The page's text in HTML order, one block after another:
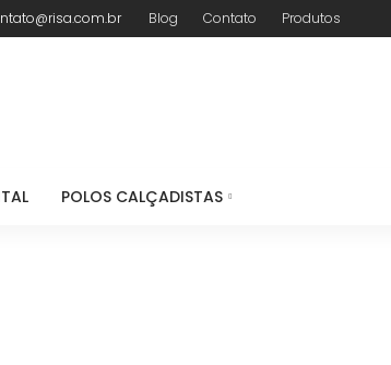
Blog Contato Produtos
POLOS CALÇADISTAS